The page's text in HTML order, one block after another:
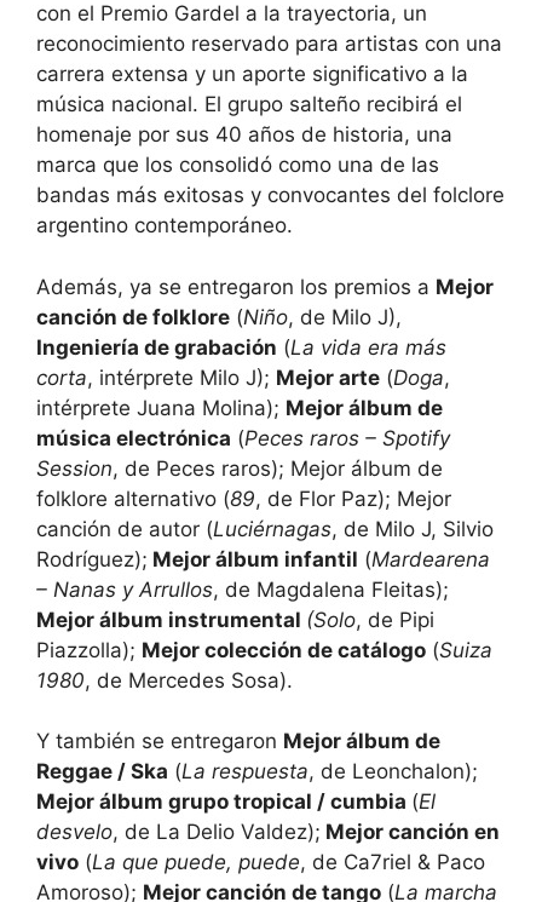
con el Premio Gardel a la trayectoria, un
reconocimiento reservado para artistas con una
carrera extensa y un aporte significativo a la
música nacional. El grupo salteño recibirá el
homenaje por sus 40 años de historia, una
marca que los consolidó como una de las
bandas más exitosas y convocantes del folclore
argentino contemporáneo.
Además, ya se entregaron los premios a Mejor
canción de folklore (Niño, de Milo J),
Ingeniería de grabación (La vida era más
corta, intérprete Milo J); Mejor arte (Doga,
intérprete Juana Molina); Mejor álbum de
música electrónica (Peces raros – Spotify
Session, de Peces raros); Mejor álbum de
folklore alternativo (89, de Flor Paz); Mejor
canción de autor (Luciérnagas, de Milo J, Silvio
Rodríguez); Mejor álbum infantil (Mardearena
– Nanas y Arrullos, de Magdalena Fleitas);
Mejor álbum instrumental (Solo, de Pipi
Piazzolla); Mejor colección de catálogo (Suiza
1980, de Mercedes Sosa).
Y también se entregaron Mejor álbum de
Reggae / Ska (La respuesta, de Leonchalon);
Mejor álbum grupo tropical / cumbia (El
desvelo, de La Delio Valdez); Mejor canción en
vivo (La que puede, puede, de Ca7riel & Paco
Amoroso); Mejor canción de tango (La marcha